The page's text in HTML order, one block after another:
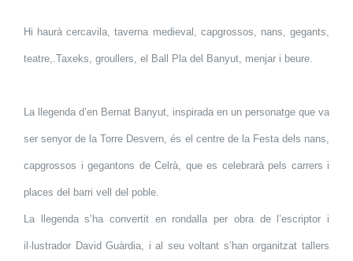
Hi haurà cercavila, taverna medieval, capgrossos, nans, gegants,
teatre,.Taxeks, groullers, el Ball Pla del Banyut, menjar i beure.
La llegenda d’en Bernat Banyut, inspirada en un personatge que va
ser senyor de la Torre Desvern, és el centre de la Festa dels nans,
capgrossos i gegantons de Celrà, que es celebrarà pels carrers i
places del barri vell del poble.
La llegenda s’ha convertit en rondalla per obra de l’escriptor i
il·lustrador David Guàrdia, i al seu voltant s’han organitzat tallers